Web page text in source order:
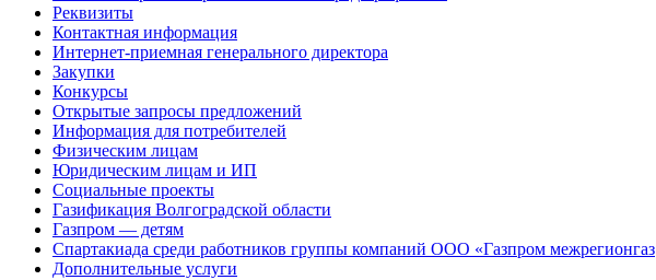
Реквизиты
Контактная информация
Интернет-приемная генерального директора
Закупки
Конкурсы
Открытые запросы предложений
Информация для потребителей
Физическим лицам
Юридическим лицам и ИП
Социальные проекты
Газификация Волгоградской области
Газпром — детям
Спартакиада среди работников группы компаний ООО «Газпром межрегионгаз
Дополнительные услуги